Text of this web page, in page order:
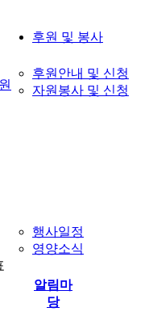
후원 및 봉사
후원안내 및 신청
자원봉사 및 신청
행사일정
영양소식
알림마
당